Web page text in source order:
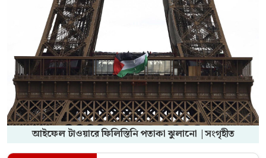
আইফেল টাওয়ারে ফিলিস্তিনি পতাকা ঝুলানো |সংগৃহীত